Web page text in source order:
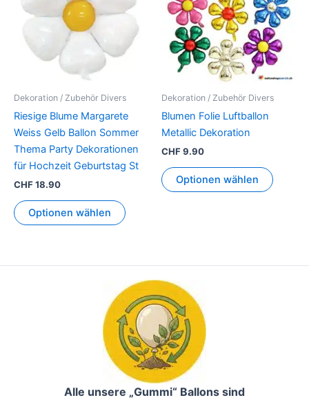
Dekoration / Zubehör Divers
Riesige Blume Margarete
Weiss Gelb Ballon Sommer
Thema Party Dekorationen
für Hochzeit Geburtstag St
CHF18.90
Optionen wählen
Dekoration / Zubehör Divers
Blumen Folie Luftballon
Metallic Dekoration
CHF9.90
Optionen wählen
auf.
Die
werden
Alle unsere „Gummi“ Ballons sind